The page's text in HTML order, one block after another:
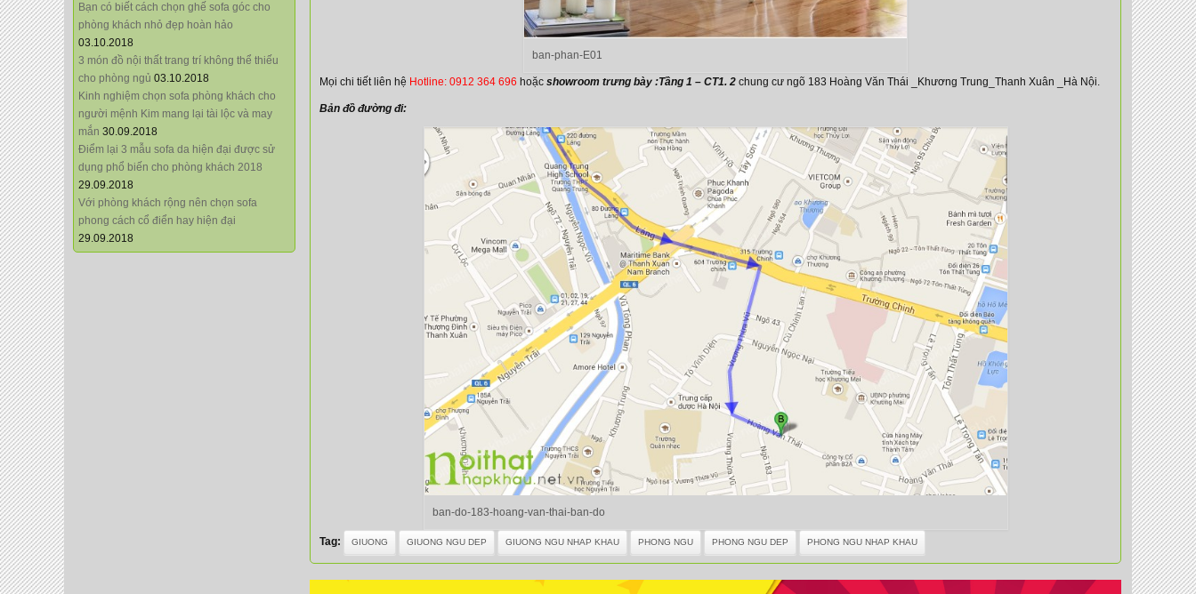
Bạn có biết cách chọn ghế sofa góc cho
phòng khách nhỏ đẹp hoàn hảo
03.10.2018
3 món đồ nội thất trang trí không thể thiếu
cho phòng ngủ 03.10.2018
Kinh nghiệm chọn sofa phòng khách cho
người mệnh Kim mang lại tài lộc và may
mắn 30.09.2018
Điểm lại 3 mẫu sofa da hiện đại được sử
dụng phổ biến cho phòng khách 2018
29.09.2018
Với phòng khách rộng nên chọn sofa
phong cách cổ điển hay hiện đại
29.09.2018
ban-phan-E01
Mọi chi tiết liên hệ Hotline: 0912 364 696 hoặc showroom trưng bày :Tầng 1 – CT1. 2 chung cư ngõ 183 Hoàng Văn Thái _Khương Trung_Thanh Xuân _Hà Nội.
Bản đồ đường đi:
ban-do-183-hoang-van-thai-ban-do
Tag: GIUONG GIUONG NGU DEP GIUONG NGU NHAP KHAU PHONG NGU PHONG NGU DEP PHONG NGU NHAP KHAU